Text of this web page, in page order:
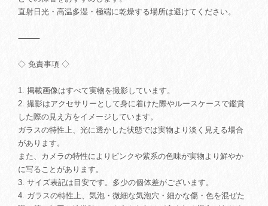
直射日光・高温多湿・極端に乾燥する場所は避けてください。
⸻
◇ 免責事項 ◇
1. 掲載画像はすべて実物を撮影しています。
2. 撮影はアクセサリーとして身に着けた際やルースケースで鑑賞
した際の見え方をイメージしています。
ガラスの特性上、光に透かした状態では実物より淡く見える場合
があります。
また、カメラの特性によりピンクや紫系の色味が実物より鮮やか
に写ることがあります。
3. サイズ表記は目安です。多少の個体差がございます。
4. ガラスの特性上、気泡・微細な気泡穴・細かな傷・色を混ぜた